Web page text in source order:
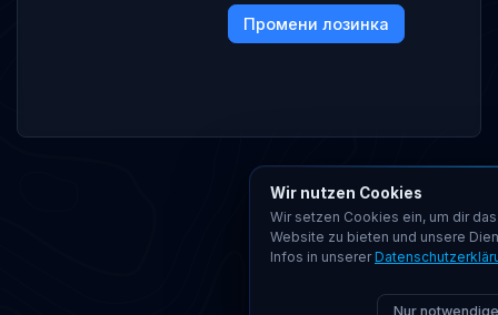
Промени лозинка
Wir nutzen Cookies
Wir setzen Cookies ein, um dir
Website zu bieten und unsere
Infos in unserer
Nur notwendige